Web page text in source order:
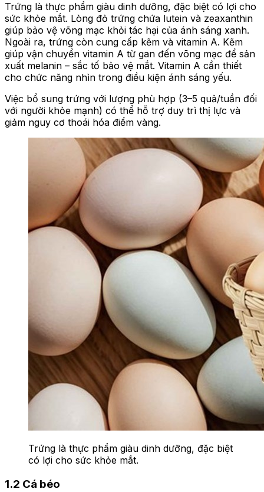
Trứng là thực phẩm giàu dinh dưỡng, đặc biệt có lợi cho
sức khỏe mắt. Lòng đỏ trứng chứa lutein và zeaxanthin
giúp bảo vệ võng mạc khỏi tác hại của ánh sáng xanh.
Ngoài ra, trứng còn cung cấp kẽm và vitamin A. Kẽm
giúp vận chuyển vitamin A từ gan đến võng mạc để sản
xuất melanin – sắc tố bảo vệ mắt. Vitamin A cần thiết
cho chức năng nhìn trong điều kiện ánh sáng yếu.
Việc bổ sung trứng với lượng phù hợp (3–5 quả/tuần đối
với người khỏe mạnh) có thể hỗ trợ duy trì thị lực và
giảm nguy cơ thoái hóa điểm vàng.
Trứng là thực phẩm giàu dinh dưỡng, đặc biệt
có lợi cho sức khỏe mắt.
1.2 Cá béo